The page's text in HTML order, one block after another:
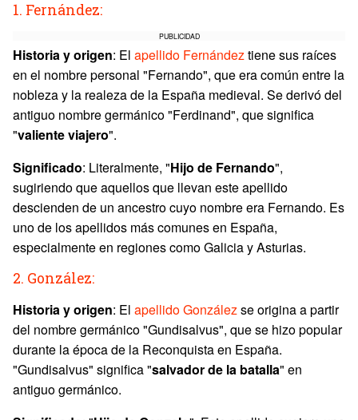
1. Fernández:
PUBLICIDAD
Historia y origen: El apellido Fernándeztiene sus raíces
en el nombre personal "Fernando", que era común entre la
nobleza y la realeza de la España medieval. Se derivó del
antiguo nombre germánico "Ferdinand", que significa
"valiente viajero".
Significado: Literalmente, "Hijo de Fernando",
sugiriendo que aquellos que llevan este apellido
descienden de un ancestro cuyo nombre era Fernando. Es
uno de los apellidos más comunes en España,
especialmente en regiones como Galicia y Asturias.
2. González:
Historia y origen: El apellido Gonzálezse origina a partir
del nombre germánico "Gundisalvus", que se hizo popular
durante la época de la Reconquista en España.
"Gundisalvus" significa "salvador de la batalla" en
antiguo germánico.